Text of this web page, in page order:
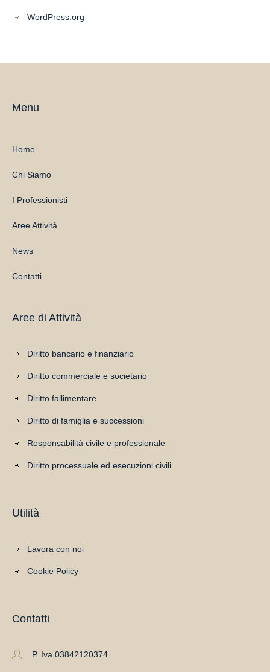
WordPress.org
Menu
Home
Chi Siamo
I Professionisti
Aree Attività
News
Contatti
Aree di Attività
Diritto bancario e finanziario
Diritto commerciale e societario
Diritto fallimentare
Diritto di famiglia e successioni
Responsabilità civile e professionale
Diritto processuale ed esecuzioni civili
Utilità
Lavora con noi
Cookie Policy
Contatti
P. Iva 03842120374